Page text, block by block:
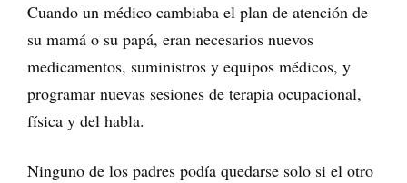
Cuando un médico cambiaba el plan de atención de
su mamá o su papá, eran necesarios nuevos
medicamentos, suministros y equipos médicos, y
programar nuevas sesiones de terapia ocupacional,
física y del habla.
Ninguno de los padres podía quedarse solo si el otro